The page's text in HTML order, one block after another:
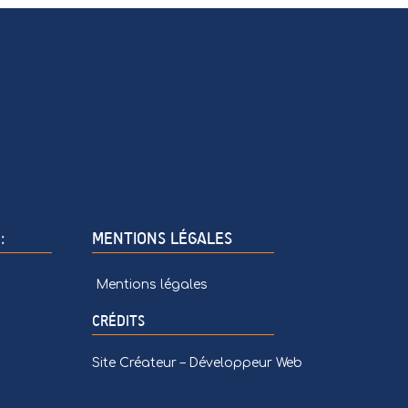
MENTIONS LÉGALES
Mentions légales
CRÉDITS
Site Créateur – Développeur Web